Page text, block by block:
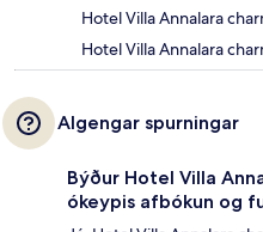
Hotel Villa Annalara
Hotel Villa Annalara
Algengar spurningar
Býður Hotel Villa
ókeypis afbókun og